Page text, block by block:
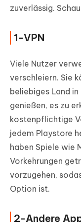
zuverlässig.
1-VPN
Viele Nutzer
verschleiern. Sie
beliebiges Land
genießen, es zu
kostenpflichtige
jedem Playstore
haben Spiele wie
Vorkehrungen
vorzugehen,
Option ist.
2-Andere